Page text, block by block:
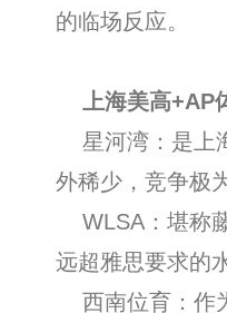
的临场反应。
上海美高+AP
星河湾：是上
外稀少，竞争极
WLSA：堪称
远超雅思要求的
西南位育：作